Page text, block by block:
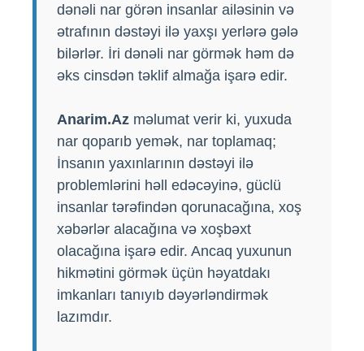
dənəli nar görən insanlar ailəsinin və
ətrafının dəstəyi ilə yaxşı yerlərə gələ
bilərlər. İri dənəli nar görmək həm də
əks cinsdən təklif almağa işarə edir.
Anarim.Az məlumat verir ki, yuxuda
nar qoparıb yemək, nar toplamaq;
İnsanın yaxınlarının dəstəyi ilə
problemlərini həll edəcəyinə, güclü
insanlar tərəfindən qorunacağına, xoş
xəbərlər alacağına və xoşbəxt
olacağına işarə edir. Ancaq yuxunun
hikmətini görmək üçün həyatdakı
imkanları tanıyıb dəyərləndirmək
lazımdır.